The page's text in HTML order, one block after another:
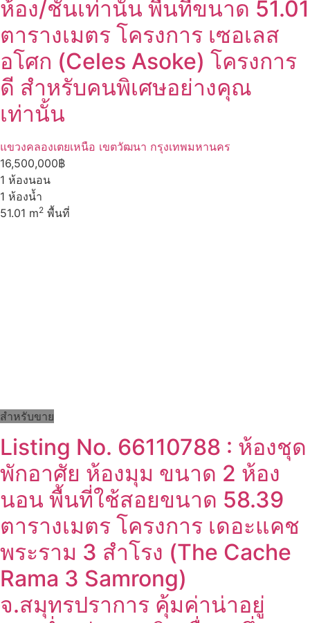
ห้อง/ชั้นเท่านั้น พื้นที่ขนาด 51.01
ตารางเมตร โครงการ เซอเลส
อโศก (Celes Asoke) โครงการ
ดี สำหรับคนพิเศษอย่างคุณ
เท่านั้น
แขวงคลองเตยเหนือ เขตวัฒนา กรุงเทพมหานคร
16,500,000฿
1 ห้องนอน
1 ห้องน้ำ
51.01 m2 พื้นที่
สำหรับขาย
Listing No. 66110788 : ห้องชุด
พักอาศัย ห้องมุม ขนาด 2 ห้อง
นอน พื้นที่ใช้สอยขนาด 58.39
ตารางเมตร โครงการ เดอะแคช
พระราม 3 สำโรง (The Cache
Rama 3 Samrong)
จ.สมุทรปราการ คุ้มค่าน่าอยู่